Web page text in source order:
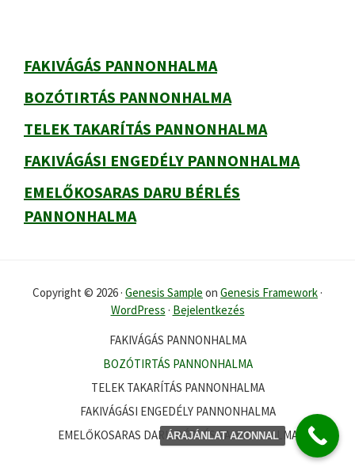
FAKIVÁGÁS PANNONHALMA
BOZÓTIRTÁS PANNONHALMA
TELEK TAKARÍTÁS PANNONHALMA
FAKIVÁGÁSI ENGEDÉLY PANNONHALMA
EMELŐKOSARAS DARU BÉRLÉS
PANNONHALMA
Copyright © 2026 · Genesis Sample on Genesis Framework ·
WordPress · Bejelentkezés
FAKIVÁGÁS PANNONHALMA
BOZÓTIRTÁS PANNONHALMA
TELEK TAKARÍTÁS PANNONHALMA
FAKIVÁGÁSI ENGEDÉLY PANNONHALMA
EMELŐKOSARAS DARU BÉRLÉS PANNONHALMA
ÁRAJÁNLAT AZONNAL